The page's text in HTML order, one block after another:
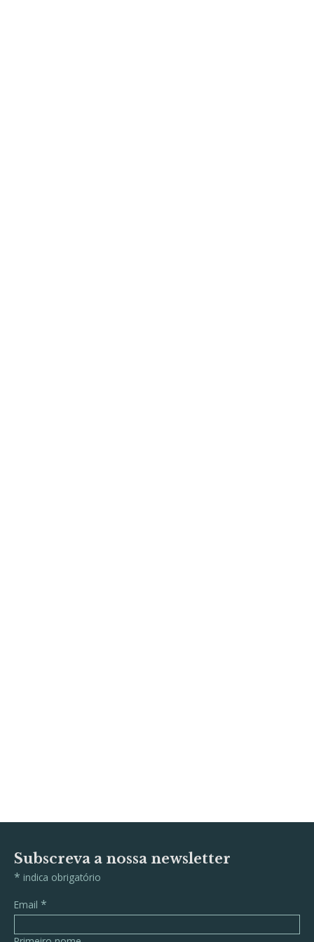
Subscreva a nossa newsletter
* indica obrigatório
Email *